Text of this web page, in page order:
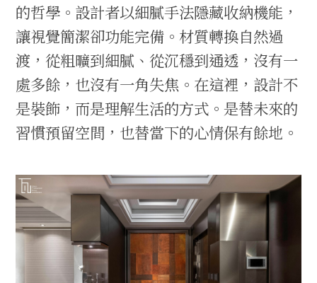
的哲學。設計者以細膩手法隱藏收納機能，
讓視覺簡潔卻功能完備。材質轉換自然過
渡，從粗曠到細膩、從沉穩到通透，沒有一
處多餘，也沒有一角失焦。在這裡，設計不
是裝飾，而是理解生活的方式。是替未來的
習慣預留空間，也替當下的心情保有餘地。